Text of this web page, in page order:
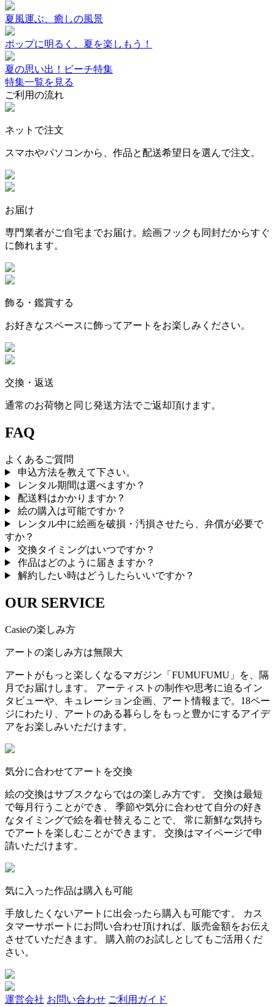
夏風運ぶ、癒しの風景
ポップに明るく、夏を楽しもう！
夏の思い出！ビーチ特集
特集一覧を見る
ご利用の流れ
ネットで注文
スマホやパソコンから、作品と配送希望日を選んで注文。
お届け
専門業者がご自宅までお届け。絵画フックも同封だからすぐ
に飾れます。
飾る・鑑賞する
お好きなスペースに飾ってアートをお楽しみください。
交換・返送
通常のお荷物と同じ発送方法でご返却頂けます。
FAQ
よくあるご質問
申込方法を教えて下さい。
レンタル期間は選べますか？
配送料はかかりますか？
絵の購入は可能ですか？
レンタル中に絵画を破損・汚損させたら、弁償が必要で
すか？
交換タイミングはいつですか？
作品はどのように届きますか？
解約したい時はどうしたらいいですか？
OUR SERVICE
Casieの楽しみ方
アートの楽しみ方は無限大
アートがもっと楽しくなるマガジン「FUMUFUMU」を、隔
月でお届けします。 アーティストの制作や思考に迫るイン
タビューや、キュレーション企画、アート情報まで。18ペー
ジにわたり、アートのある暮らしをもっと豊かにするアイデ
アをお楽しみいただけます。
気分に合わせてアートを交換
絵の交換はサブスクならではの楽しみ方です。 交換は最短
で毎月行うことができ、 季節や気分に合わせて自分の好き
なタイミングで絵を着せ替えることで、 常に新鮮な気持ち
でアートを楽しむことができます。 交換はマイページで申
請いただけます。
気に入った作品は購入も可能
手放したくないアートに出会ったら購入も可能です。 カス
タマーサポートにお問い合わせ頂ければ、販売金額をお伝え
させていただきます。 購入前のお試しとしてもご活用くだ
さい。
運営会社 お問い合わせ ご利用ガイド